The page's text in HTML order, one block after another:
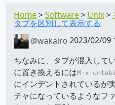
Home Software Unix
タブを区別して表示する
@wakairo 2023/02/09
ちなみに、タブが混入して
に置き換えるにはM-x
にインデントされているが
チャになっているようなフ